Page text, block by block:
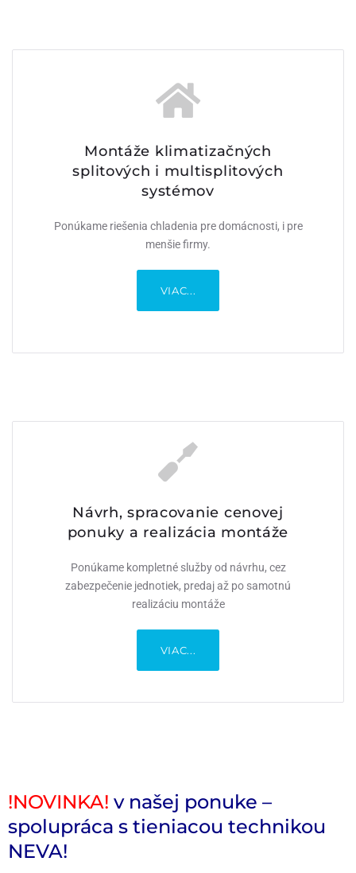
Montáže klimatizačných
splitových i multisplitových
systémov
Ponúkame riešenia chladenia pre domácnosti, i pre
menšie firmy.
VIAC...
Montáže klimatizačných
splitových i multisplitových
systémov
Ponúkame riešenia chladenia pre domácnosti, i pre
menšie firmy.
VIAC...
Návrh, spracovanie cenovej
ponuky a realizácia montáže
Ponúkame kompletné služby od návrhu, cez
zabezpečenie jednotiek, predaj až po samotnú
realizáciu montáže
VIAC...
Návrh, spracovanie cenovej
ponuky a realizácia montáže​
Ponúkame kompletné služby od návrhu, cez
zabezpečenie jednotiek, predaj až po samotnú
realizáciu montáže
VIAC...
!NOVINKA! v našej ponuke –
spolupráca s tieniacou technikou
NEVA!